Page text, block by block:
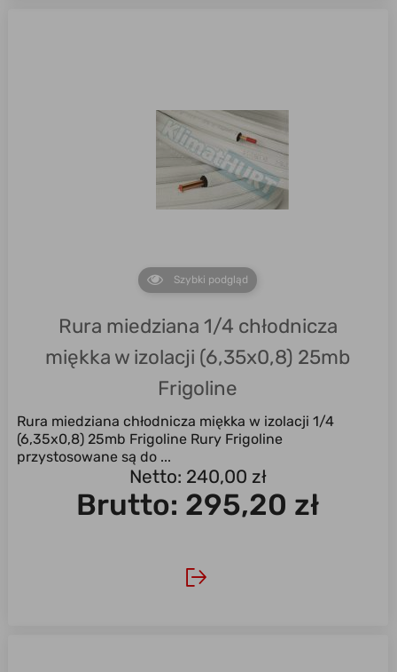
Szybki podgląd
Rura miedziana 1/4 chłodnicza
miękka w izolacji (6,35x0,8) 25mb
Frigoline
Rura miedziana chłodnicza miękka w izolacji 1/4
(6,35x0,8) 25mb Frigoline Rury Frigoline
przystosowane są do ...
Netto: 240,00 zł
Brutto: 295,20 zł